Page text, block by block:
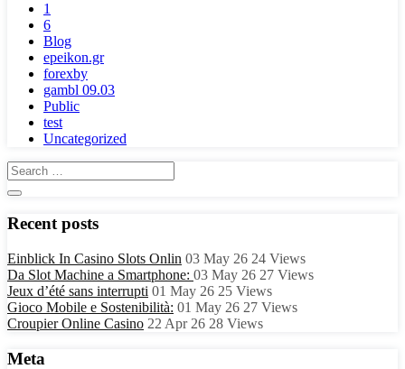
1
6
Blog
epeikon.gr
forexby
gambl 09.03
Public
test
Uncategorized
Recent posts
Einblick In Casino Slots Onlin 03 May 26 24 Views
Da Slot Machine a Smartphone: 03 May 26 27 Views
Jeux d’été sans interrupti 01 May 26 25 Views
Gioco Mobile e Sostenibilità: 01 May 26 27 Views
Croupier Online Casino 22 Apr 26 28 Views
Meta